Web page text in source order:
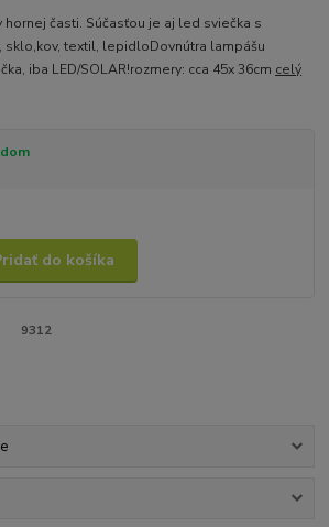
časti. Súčasťou je aj led sviečka s
textil, lepidloDovnútra lampášu
iba LED/SOLAR!rozmery: cca 45x 36cm celý
do košíka
9312